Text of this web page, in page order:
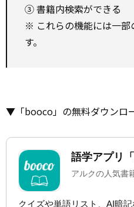
③ 書籍内検索ができる
※ これらの機能には一部
す。
▼「booco」の無料ダウンロ